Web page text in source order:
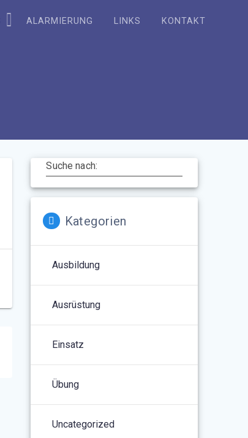
ALARMIERUNG LINKS KONTAKT
Suche nach:
Kategorien
Ausbildung
Ausrüstung
Einsatz
Übung
Uncategorized